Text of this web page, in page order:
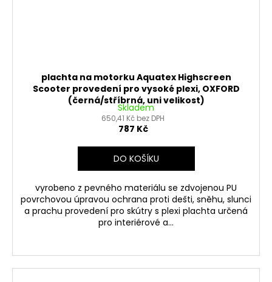
plachta na motorku Aquatex Highscreen
Scooter provedení pro vysoké plexi, OXFORD
(černá/stříbrná, uni velikost)
Skladem
650,41 Kč bez DPH
787 Kč
DO KOŠÍKU
vyrobeno z pevného materiálu se zdvojenou PU
povrchovou úpravou ochrana proti dešti, sněhu, slunci
a prachu provedení pro skútry s plexi plachta určená
pro interiérové a...